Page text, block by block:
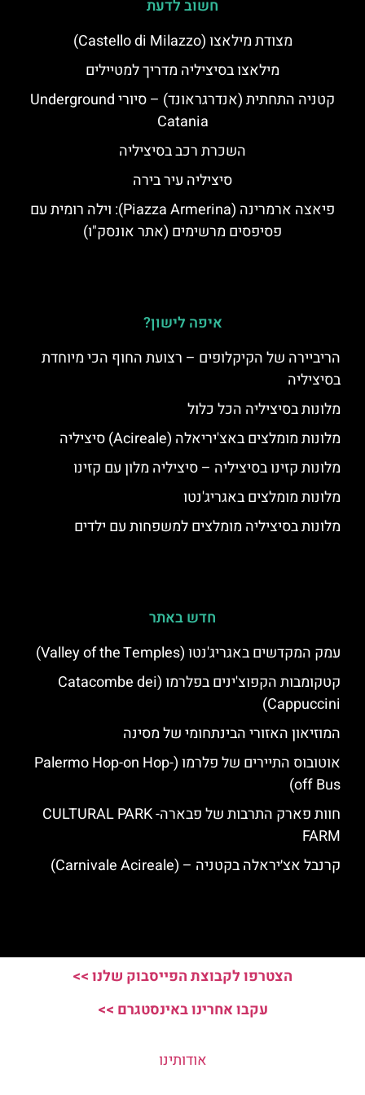
חשוב לדעת
מצודת מילאצו (Castello di Milazzo)
מילאצו בסיציליה מדריך למטיילים
קטניה התחתית (אנדרגראונד) – סיורי Underground
Catania
השכרת רכב בסיציליה
סיציליה עיר בירה
פיאצה ארמרינה (Piazza Armerina): וילה רומית עם
פסיפסים מרשימים (אתר אונסק"ו)
איפה לישון?
הריביירה של הקיקלופים – רצועת החוף הכי מיוחדת
בסיציליה
מלונות בסיציליה הכל כלול
מלונות מומלצים באצ'יריאלה (Acireale) סיציליה
מלונות קזינו בסיציליה – סיציליה מלון עם קזינו
מלונות מומלצים באגריג'נטו
מלונות בסיציליה מומלצים למשפחות עם ילדים
חדש באתר
עמק המקדשים באגריג'נטו (Valley of the Temples)
קטקומבות הקפוצ'ינים בפלרמו (Catacombe dei
Cappuccini)
המוזיאון האזורי הבינתחומי של מסינה
אוטובוס התיירים של פלרמו (Palermo Hop-on Hop-
off Bus)
חוות פארק התרבות של פבארה- CULTURAL PARK
FARM
קרנבל אצ׳יראלה בקטניה – (Carnivale Acireale)
הצטרפו לקבוצת הפייסבוק שלנו >>
עקבו אחרינו באינסטגרם >>
אודותינו